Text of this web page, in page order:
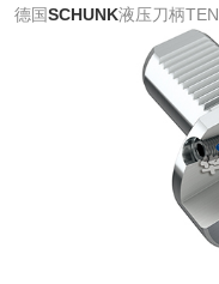
德国SCHUNK液压刀柄